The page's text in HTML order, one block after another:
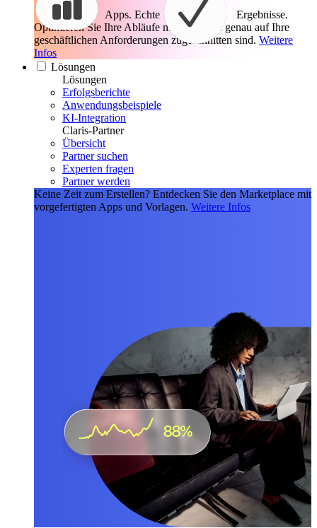
Apps. Echte
Ergebnisse.
Optimieren Sie Ihre Abläufe mit Apps, die genau auf Ihre
geschäftlichen Anforderungen zugeschnitten sind. Weitere
Infos
Lösungen
Lösungen
Erfolgsberichte
Anwendungsbeispiele
KI-Integration
Claris-Partner
Übersicht
Partner suchen
Experten fragen
Partner werden
Keine Zeit zum Erstellen? Entdecken Sie den Marketplace mit
vorgefertigten Apps und Vorlagen. Weitere Infos